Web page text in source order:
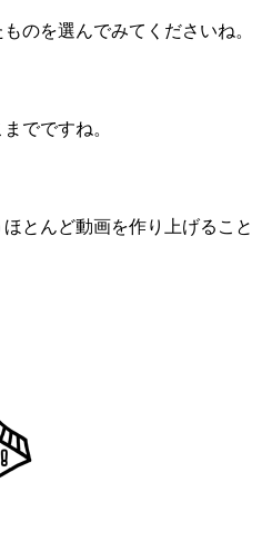
のを選んでみてくださいね。
でですね。
とんど動画を作り上げること